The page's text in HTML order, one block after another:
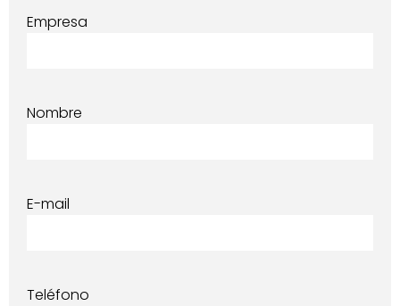
Empresa
Nombre
E-mail
Teléfono